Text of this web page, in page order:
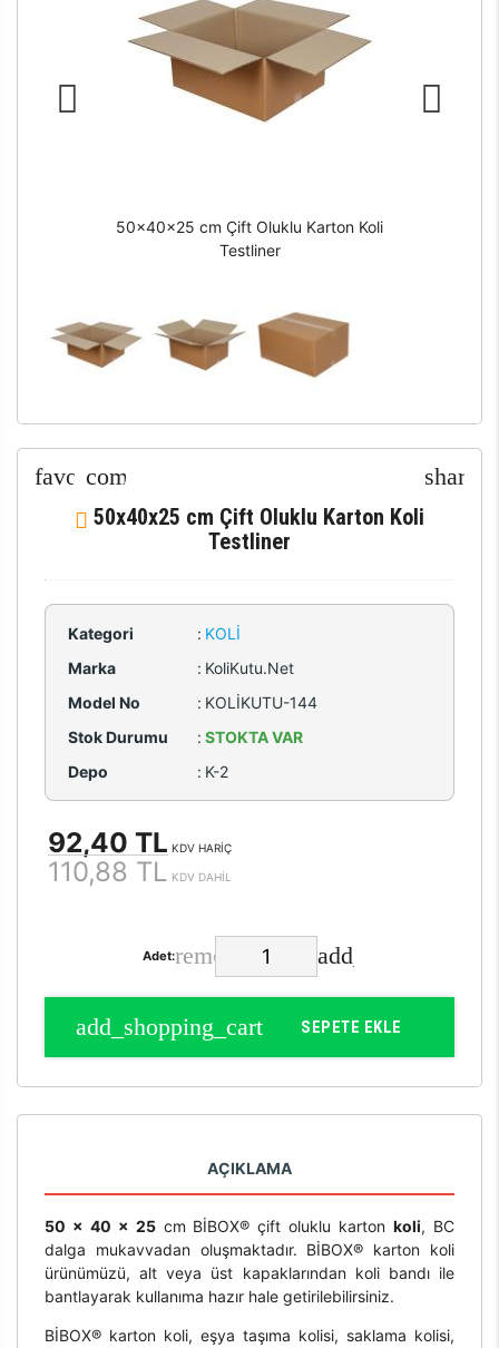
50x40x25 cm Çift Oluklu Karton Koli
Testliner
50x40x25 cm Çift Oluklu Karton Koli
Testliner
Kategori : KOLI
Marka
: KoliKutu.Net
Model No
: KOLİKUTU-144
Stok Durumu
: STOKTA VAR
Depo
: K-2
92,40 TL KDV HARİÇ
110,88 TL KDV DAHİL
Adet:
SEPETE EKLE
AÇIKLAMA
50 x 40 x 25cm BİBOX® çift oluklu kartonkoli, BC
dalga mukavvadan oluşmaktadır. BİBOX® karton koli
ürünümüzü, alt veya üst kapaklarından koli bandı ile
bantlayarak kullanıma hazır hale getirilebilirsiniz.
BİBOX® karton koli, eşya taşıma kolisi, saklama kolisi,